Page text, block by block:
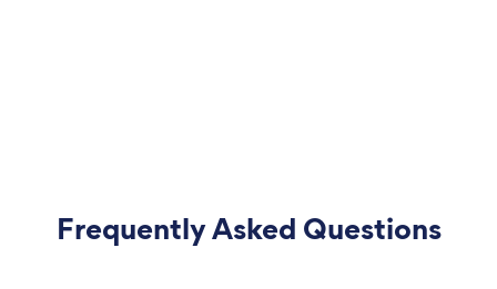
Frequently Asked Questions